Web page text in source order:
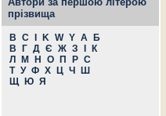
прізвища
B C K W Y А
Б
В
Г Д Є Ж З
К
Л
М Н О П Р С
Т У Ф Х Ц Ч
Ш
Щ
Ю Я